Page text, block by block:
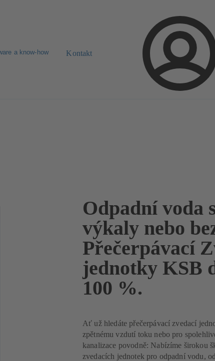
a know-how Kontakt
Odpadní voda
výkaly nebo
Přečerpávací
jednotky KSB
100 %.
Ať už hledáte přečerpávací zvedací
zpětnému vzdutí toku nebo pro
kanalizace povodně: Nabízíme širokou
zvedacích jednotek pro odpadní vodu,